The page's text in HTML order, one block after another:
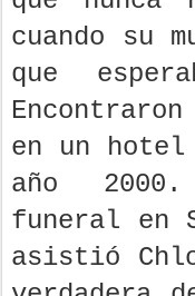
que nunca
cuando su
que
en un hotel
año
funeral en
asistió